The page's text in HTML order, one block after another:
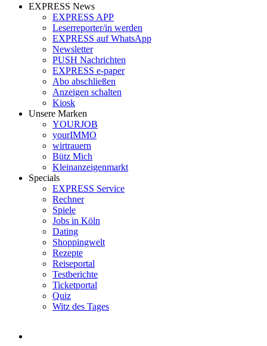
EXPRESS News
EXPRESS APP
Leserreporter/in werden
EXPRESS auf WhatsApp
Newsletter
PUSH Nachrichten
EXPRESS e-paper
Abo abschließen
Anzeigen schalten
Kiosk
Unsere Marken
YOURJOB
yourIMMO
wirtrauern
Bütz Mich
Kleinanzeigenmarkt
Specials
EXPRESS Service
Rechner
Spiele
Jobs in Köln
Dating
Shoppingwelt
Rezepte
Reiseportal
Testberichte
Ticketportal
Quiz
Witz des Tages